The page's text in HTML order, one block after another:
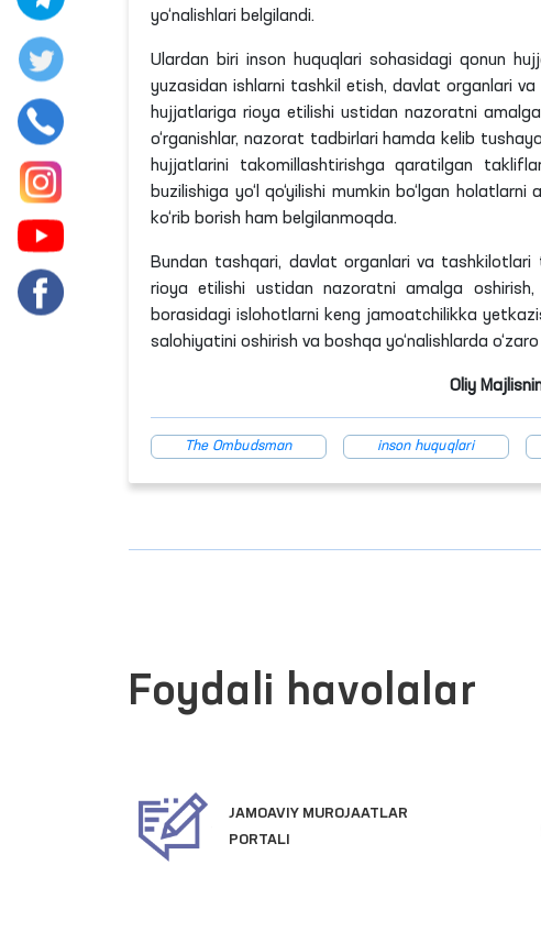
yo‘nalishlari belgilandi.
Ulardan biri inson huquqlari sohasidagi qonun
yuzasidan ishlarni tashkil etish, davlat organlari
hujjatlariga rioya etilishi ustidan nazoratni
o‘rganishlar, nazorat tadbirlari hamda kelib
hujjatlarini takomillashtirishga qaratilgan
buzilishiga yo‘l qo‘yilishi mumkin bo‘lgan
ko‘rib borish ham belgilanmoqda.
Bundan tashqari, davlat organlari va tashkilotlari
rioya etilishi ustidan nazoratni amalga oshirish,
borasidagi islohotlarni keng jamoatchilikka
salohiyatini oshirish va boshqa yo‘nalishlarda
Oliy
The Ombudsman inson huquqlari
Foydali havolalar
JAMOAVIY MUROJAATLAR
PORTALI